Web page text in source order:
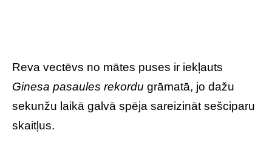
Reva vectēvs no mātes puses ir iekļauts
Ginesa pasaules rekordu grāmatā, jo dažu
sekunžu laikā galvā spēja sareizināt sešciparu
skaitļus.